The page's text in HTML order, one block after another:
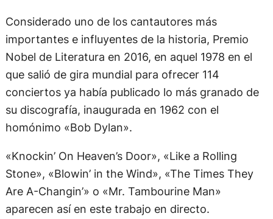
Considerado uno de los cantautores más
importantes e influyentes de la historia, Premio
Nobel de Literatura en 2016, en aquel 1978 en el
que salió de gira mundial para ofrecer 114
conciertos ya había publicado lo más granado de
su discografía, inaugurada en 1962 con el
homónimo «Bob Dylan».
«Knockin’ On Heaven’s Door», «Like a Rolling
Stone», «Blowin’ in the Wind», «The Times They
Are A-Changin’» o «Mr. Tambourine Man»
aparecen así en este trabajo en directo.